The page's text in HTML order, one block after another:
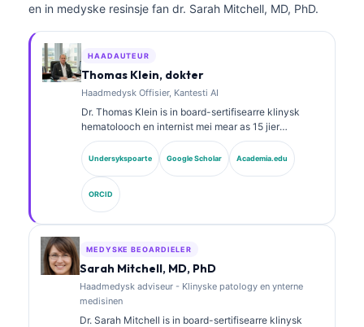
en in medyske resinsje fan dr. Sarah Mitchell, MD, PhD.
HAADAUTEUR
Thomas Klein, dokter
Haadmedysk Offisier, Kantesti AI
Dr. Thomas Klein is in board-sertifisearre klinysk
hematolooch en internist mei mear as 15 jier
ûnderfining yn laboratoariummedisinen en AI-
oandreaune klinyske analyze. As Chief Medical
Officer by Kantesti AI jout hy klinysk tafersjoch op de
medyske krektens fan it proprietêre neurale netwurk.
Dr. Klein hat wiidweidich publisearre oer
ynterpretaasje fan biomarkers en
laboratoariumdiagnostyk oer ûnderwerpen yn de
Undersykspoarte Google Scholar Academia.edu
ORCID
MEDYSKE BEOARDIELER
Sarah Mitchell, MD, PhD
Haadmedysk adviseur - Klinyske patology en ynterne
medisinen
Dr. Sarah Mitchell is in board-sertifisearre klinysk